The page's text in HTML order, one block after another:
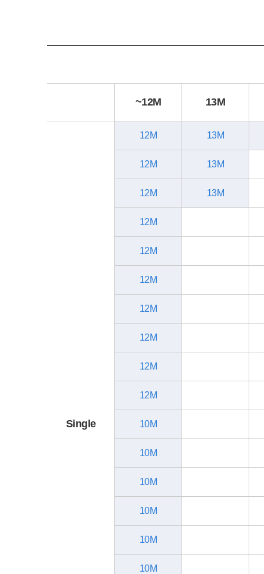
~12M 13M
Single
12M 13M
12M 13M
12M 13M
12M
12M
12M
12M
12M
12M
12M
10M
10M
10M
10M
10M
10M